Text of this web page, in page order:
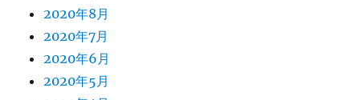
2020年8月
2020年7月
2020年6月
2020年5月